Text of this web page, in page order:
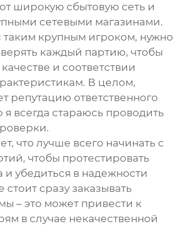
широкую сбытовую сеть и
сетевыми магазинами.
таким крупным игроком, нужно
каждый партию, чтобы
и соответствии
В целом,
репутацию ответственного
я всегда стараюсь проводить
что лучше всего начинать с
чтобы протестировать
и убедиться в надежности
сразу заказывать
– это может привести к
в случае некачественной